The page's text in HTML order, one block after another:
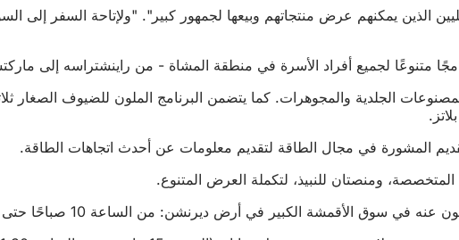
الجلدية والمجوهرات. كما يتضمن البرنامج الملون للضيوف
ومنصتان للنبيذ، لتكملة العرض المتنوع.
10 صباحًا حتى الساعة 6 مساءً، كل ما يجعل قلوب عشاق الخياطة والتفصيل تنبض بسرعة كبيرة سيكون معروضًا هنا.